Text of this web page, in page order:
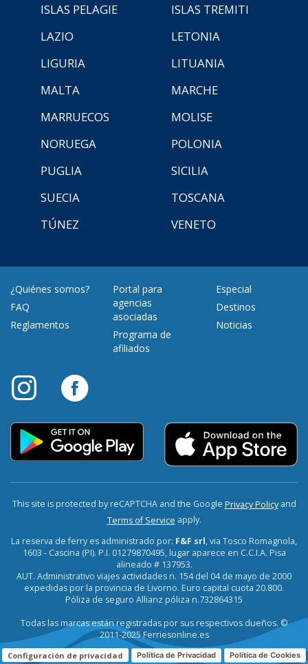
ISLAS PELAGIE
ISLAS TREMITI
LAZIO
LETONIA
LIGURIA
LITUANIA
MALTA
MARCHE
MARRUECOS
MOLISE
NORUEGA
POLONIA
PUGLIA
SICILIA
SUECIA
TOSCANA
TÚNEZ
VENETO
¿Quiénes somos?
FAQ
Reglamentos
Portal para
agencias
asociadas
Programa de
afiliados
Especial
Destinos
Noticias
This site is protected by reCAPTCHA and the Google Privacy Policyand
Terms of Service apply.
La reserva de ferry es administrado por: F&F srl, via Tosco Romagnola,
1603 - Cascina (PI). P.I. 01279870495, lugar aparece en C.C.I.A. Pisa
alineado # 137953.
AUT. Administrativo viajes actividades n. 154 del 04 de mayo de 2000
expedidas por la provincia de Livorno. Euro capital cuota 20.800.
Póliza de seguro Allianz póliza n.732864315
Todas las marcas están registradas por sus respectivos dueños. ©
2011-2025 Ferriesonline.es
Configuración de privacidad Política de Privacidad Política de Cookies